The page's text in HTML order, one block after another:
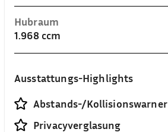
Hubraum
1.968 ccm
Ausstattungs-Highlights
Abstands-/Kollisionswarner
Privacyverglasung